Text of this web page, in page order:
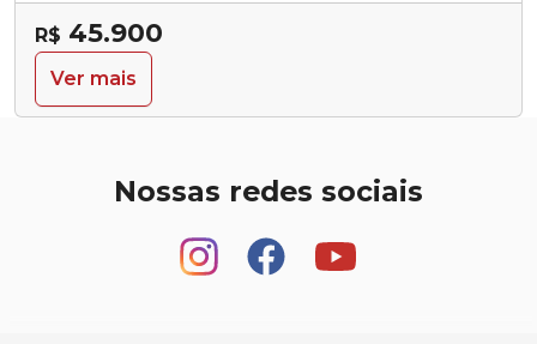
R$ 45.900
Ver mais
Nossas redes sociais